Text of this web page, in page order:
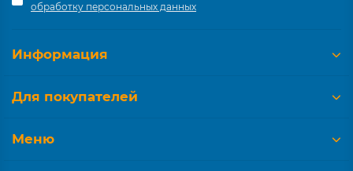
обработку персональных данных
Информация
Для покупателей
Меню